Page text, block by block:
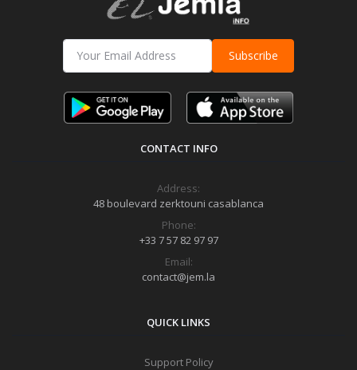
Subscribe
CONTACT INFO
Address:
48 boulevard zerktouni casablanca
Phone:
+33 7 57 82 97 97
Email:
contact@jem.la
QUICK LINKS
Support Policy